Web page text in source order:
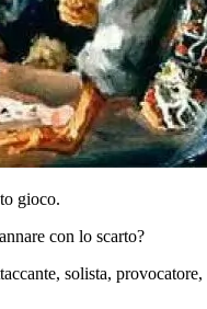
gioco.
con lo scarto?
solista,